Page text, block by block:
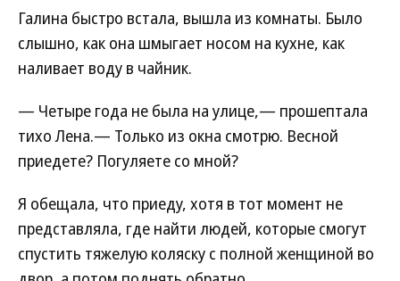
Галина быстро встала, вышла из комнаты. Было
слышно, как она шмыгает носом на кухне, как
наливает воду в чайник.
— Четыре года не была на улице,— прошептала
тихо Лена.— Только из окна смотрю. Весной
приедете? Погуляете со мной?
Я обещала, что приеду, хотя в тот момент не
представляла, где найти людей, которые смогут
спустить тяжелую коляску с полной женщиной во